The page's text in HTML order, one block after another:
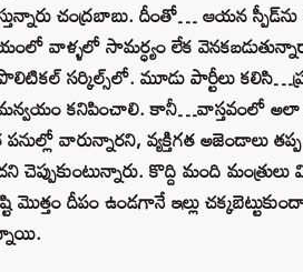
చంద్రబాబు. దీంతో… ఆయన
వాళ్ళలో సామర్ధ్యం లేక
సర్కిల్స్‌లో. మూడు పార్టీలు
కనిపించాలి. కానీ…వాస్తవంలో అలా
వారున్నారని, వ్యక్తిగత అజెండాలు తప్ప
కొద్ది మంది
మొత్తం దీపం ఉండగానే ఇల్లు